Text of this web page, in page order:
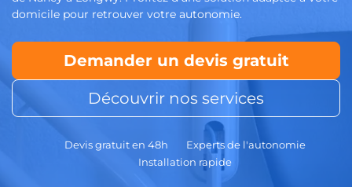
domicile pour retrouver votre autonomie.
Demander un devis gratuit
Découvrir nos services
Devis gratuit en 48h
Experts de l'autonomie
Installation rapide